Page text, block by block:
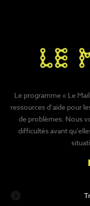
Le programme « Le
ressources d’aide pour
de problèmes. Nous
difficultés avant